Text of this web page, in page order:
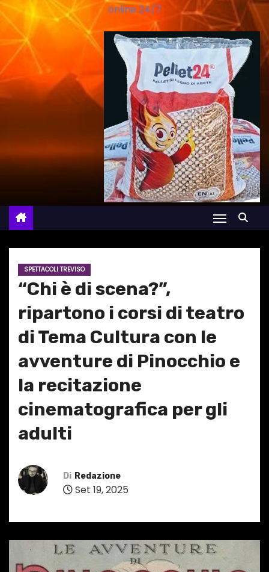
online 24/7
SPETTACOLI TREVISO
“Chi è di scena?”,
ripartono i corsi di teatro
di Tema Cultura con le
avventure di Pinocchio e
la recitazione
cinematografica per gli
adulti
Di Redazione
Set 19, 2025